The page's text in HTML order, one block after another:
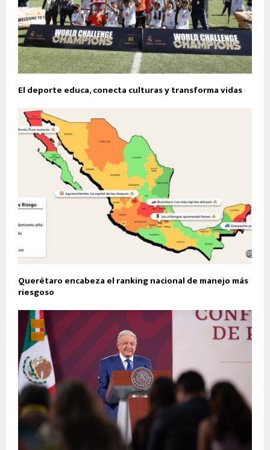
El deporte educa, conecta culturas y transforma vidas
Querétaro encabeza el ranking nacional de manejo más
riesgoso